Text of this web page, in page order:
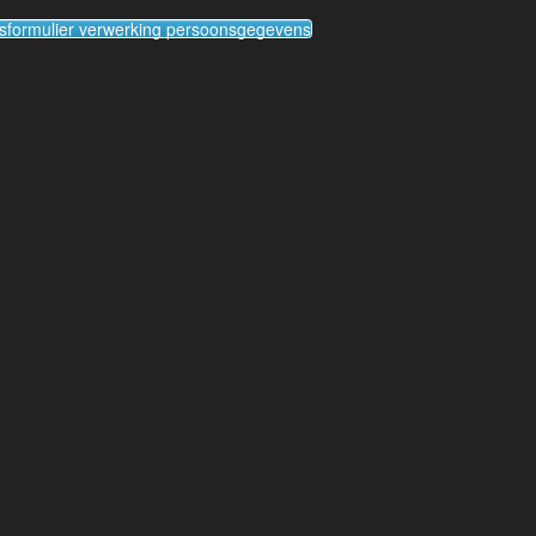
verwerking persoonsgegevens